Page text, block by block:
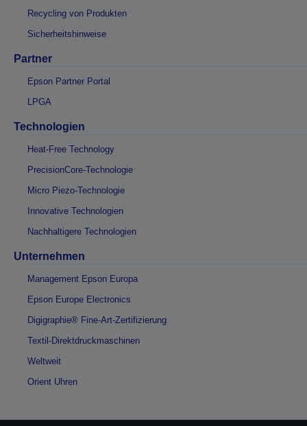
Recycling von Produkten
Sicherheitshinweise
Partner
Epson Partner Portal
LPGA
Technologien
Heat-Free Technology
PrecisionCore-Technologie
Micro Piezo-Technologie
Innovative Technologien
Nachhaltigere Technologien
Unternehmen
Management Epson Europa
Epson Europe Electronics
Digigraphie® Fine-Art-Zertifizierung
Textil-Direktdruckmaschinen
Weltweit
Orient Uhren